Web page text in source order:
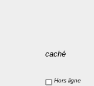
caché
Hors ligne